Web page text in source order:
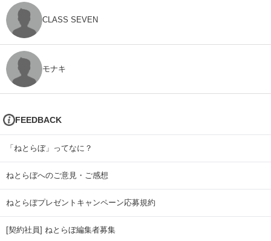
CLASS SEVEN
モナキ
FEEDBACK
「ねとらぼ」ってなに？
ねとらぼへのご意見・ご感想
ねとらぼプレゼントキャンペーン応募規約
[契約社員] ねとらぼ編集者募集